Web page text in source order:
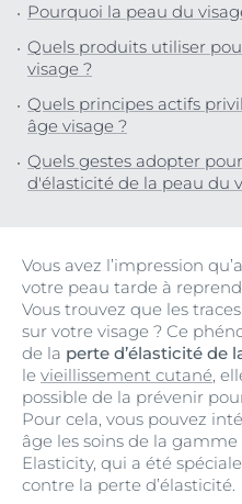
Pourquoi la peau du
Quels produits utiliser
visage ?
Quels principes actifs
âge visage ?
Quels gestes adopter
d'élasticité de la peau du
Vous avez l’impression
votre peau tarde à
Vous trouvez que les
sur votre visage ? Ce
de la perte d’élasticité de
le vieillissement cutané,
possible de la prévenir
Pour cela, vous pouvez
âge les soins de la
Elasticity, qui a été
contre la perte d’élasticité.